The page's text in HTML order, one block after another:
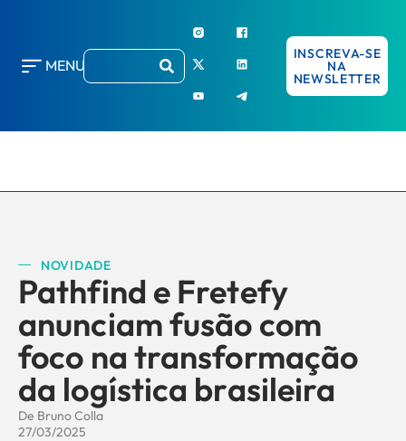
MENU
INSCREVA-SE
NA
NEWSLETTER
NOVIDADE
Pathfind e Fretefy
anunciam fusão com
foco na transformação
da logística brasileira
De Bruno Colla
27/03/2025